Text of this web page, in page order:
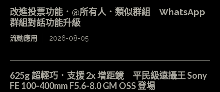
改進投票功能．@所有人．類似群組 WhatsApp
群組對話功能升級
流動應用 2026-08-05
625g 超輕巧．支援 2x 增距鏡 平民級遠攝王 Sony
FE 100-400mm F5.6-8.0 GM OSS 登場